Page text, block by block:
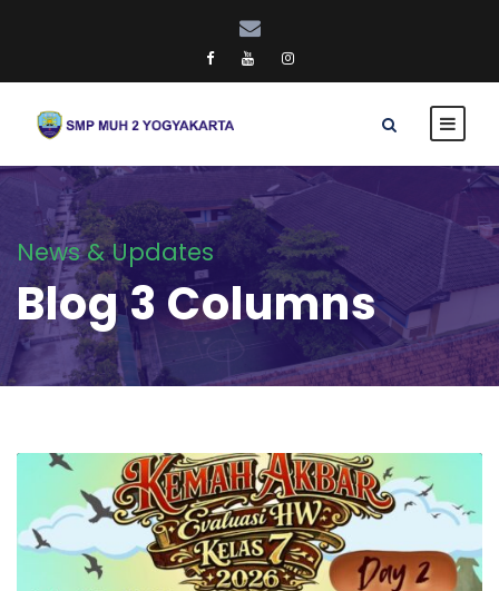
News & Updates
Blog 3 Columns